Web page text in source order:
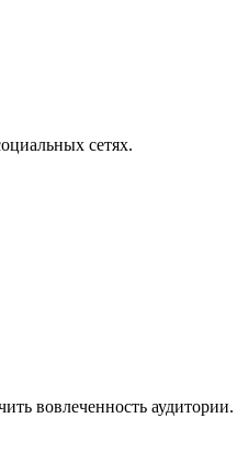
сетях.
вовлеченность аудитории.